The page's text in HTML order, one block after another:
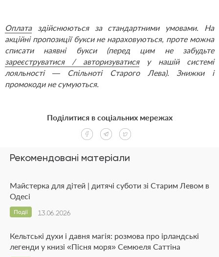
Оплатаздійснюються за стандартними умовами. На
акційні пропозиції букси не нараховуються, проте можна
списати наявні букси (перед цим не забудьте
зареєструватися / авторизуватисяу нашій системі
лояльності — Спільноті Старого Лева). Знижки і
промокоди не сумуються.
Рекомендовані матеріали
Майстерка для дітей | дитячі суботи зі Старим Левом в
Одесі
13.06.2026
Події
Кельтські духи і давня магія: розмова про ірландські
легенди у книзі «Пісня моря» Семюеля Саттіна
Поділитися в соціальних мережах